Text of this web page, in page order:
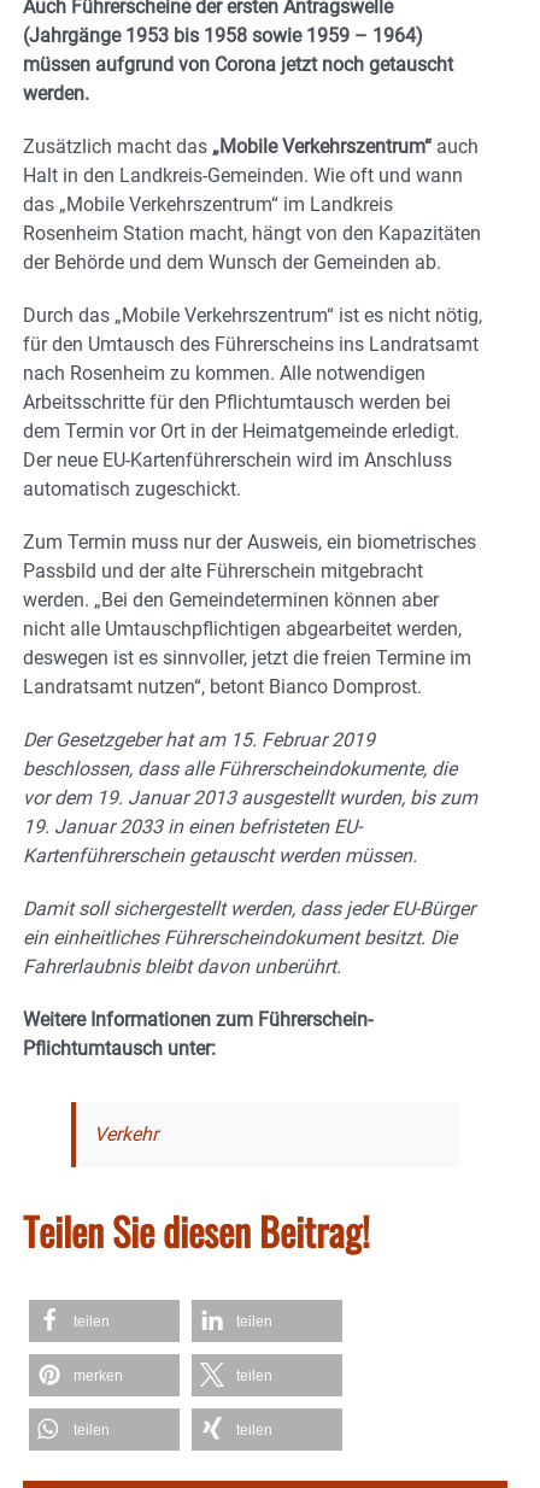
Auch Führerscheine der ersten Antragswelle
(Jahrgänge 1953 bis 1958 sowie 1959 – 1964)
müssen aufgrund von Corona jetzt noch getauscht
werden.
Zusätzlich macht das „Mobile Verkehrszentrum“ auch
Halt in den Landkreis-Gemeinden. Wie oft und wann
das „Mobile Verkehrszentrum“ im Landkreis
Rosenheim Station macht, hängt von den Kapazitäten
der Behörde und dem Wunsch der Gemeinden ab.
Durch das „Mobile Verkehrszentrum“ ist es nicht nötig,
für den Umtausch des Führerscheins ins Landratsamt
nach Rosenheim zu kommen. Alle notwendigen
Arbeitsschritte für den Pflichtumtausch werden bei
dem Termin vor Ort in der Heimatgemeinde erledigt.
Der neue EU-Kartenführerschein wird im Anschluss
automatisch zugeschickt.
Zum Termin muss nur der Ausweis, ein biometrisches
Passbild und der alte Führerschein mitgebracht
werden. „Bei den Gemeindeterminen können aber
nicht alle Umtauschpflichtigen abgearbeitet werden,
deswegen ist es sinnvoller, jetzt die freien Termine im
Landratsamt nutzen“, betont Bianco Domprost.
Der Gesetzgeber hat am 15. Februar 2019
beschlossen, dass alle Führerscheindokumente, die
vor dem 19. Januar 2013 ausgestellt wurden, bis zum
19. Januar 2033 in einen befristeten EU-
Kartenführerschein getauscht werden müssen.
Damit soll sichergestellt werden, dass jeder EU-Bürger
ein einheitliches Führerscheindokument besitzt. Die
Fahrerlaubnis bleibt davon unberührt.
Weitere Informationen zum Führerschein-
Pflichtumtausch unter:
Verkehr
Teilen Sie diesen Beitrag!
teilen teilen
merken teilen
teilen teilen